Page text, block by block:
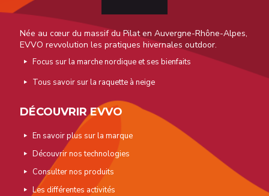
Née au cœur du massif du Pilat en Auvergne-Rhône-Alpes,
EVVO revvolution les pratiques hivernales outdoor.
Focus sur la marche nordique et ses bienfaits
Tous savoir sur la raquette à neige
DÉCOUVRIR EVVO
En savoir plus sur la marque
Découvrir nos technologies
Consulter nos produits
Les différentes activités